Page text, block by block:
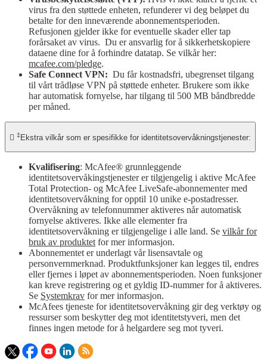
virus fra den støttede enheten, refunderer vi deg beløpet du
betalte for den inneværende abonnementsperioden.
Refusjonen gjelder ikke for eventuelle skader eller tap
forårsaket av virus. Du er ansvarlig for å sikkerhetskopiere
dataene dine for å forhindre datatap. Se vilkår her:
mcafee.com/pledge.
Safe Connect VPN: Du får kostnadsfri, ubegrenset tilgang
til vårt trådløse VPN på støttede enheter. Brukere som ikke
har automatisk fornyelse, har tilgang til 500 MB båndbredde
per måned.
 ‡Ekstra vilkår som er spesifikke for identitetsovervåkningstjenester:
Kvalifisering: McAfee® grunnleggende
identitetsovervåkingstjenester er tilgjengelig i aktive McAfee
Total Protection- og McAfee LiveSafe-abonnementer med
identitetsovervåkning for opptil 10 unike e-postadresser.
Overvåkning av telefonnummer aktiveres når automatisk
fornyelse aktiveres. Ikke alle elementer fra
identitetsovervåkning er tilgjengelige i alle land. Se vilkår for
bruk av produktetfor mer informasjon.
Abonnementet er underlagt vår lisensavtale og
personvernmerknad. Produktfunksjoner kan legges til, endres
eller fjernes i løpet av abonnementsperioden. Noen funksjoner
kan kreve registrering og et gyldig ID-nummer for å aktiveres.
Se Systemkrav for mer informasjon.
McAfees tjeneste for identitetsovervåkning gir deg verktøy og
ressurser som beskytter deg mot identitetstyveri, men det
finnes ingen metode for å helgardere seg mot tyveri.